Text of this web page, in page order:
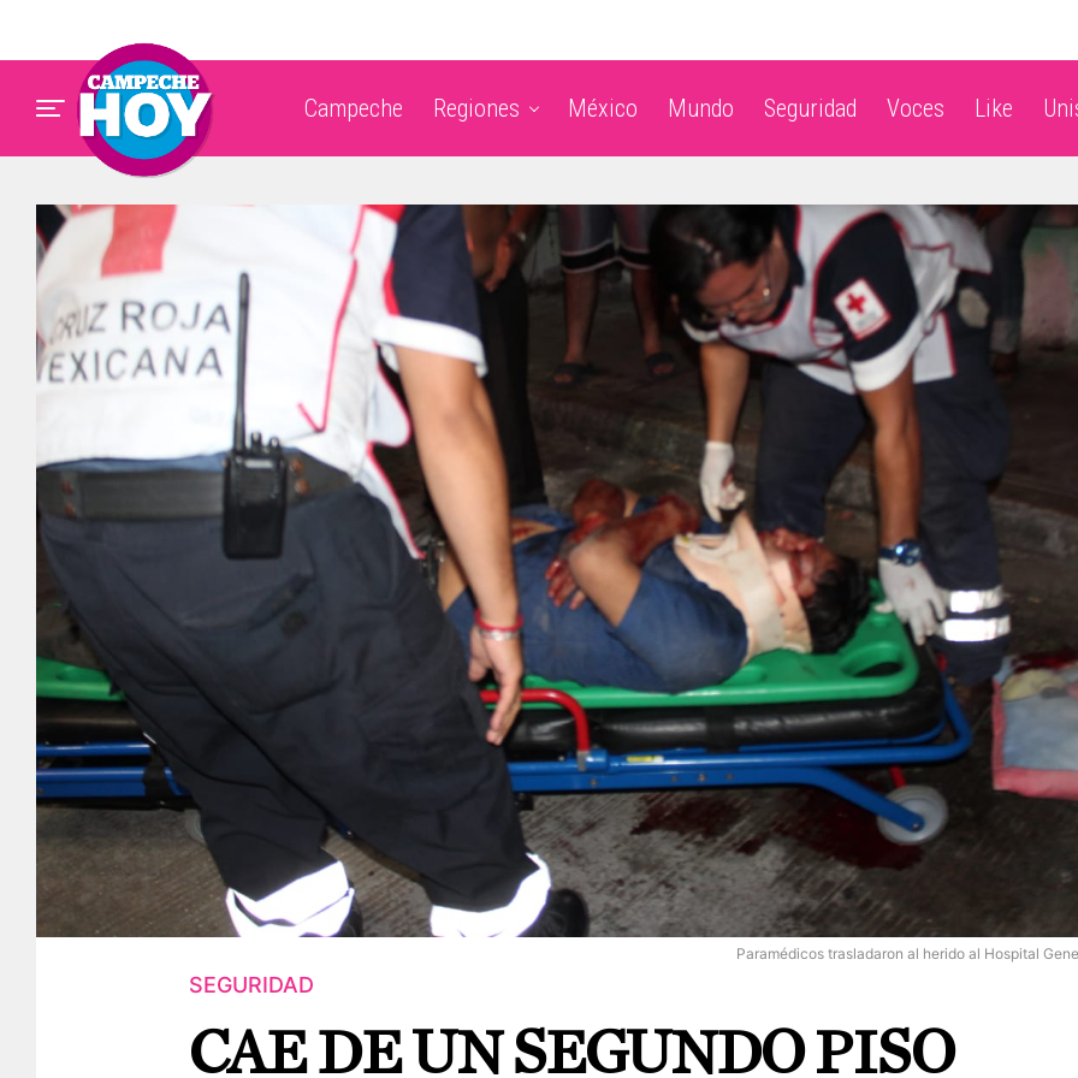
Campeche Regiones México Mundo Seguridad Voces Like
Paramédicos trasladaron al herido al Hospital
SEGURIDAD
CAE DE UN SEGUNDO PISO